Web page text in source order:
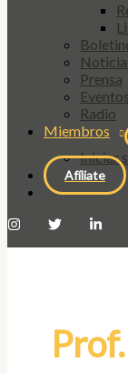
Prensa
Eventos
Radio
Miembros
Iniciar
Afíliate